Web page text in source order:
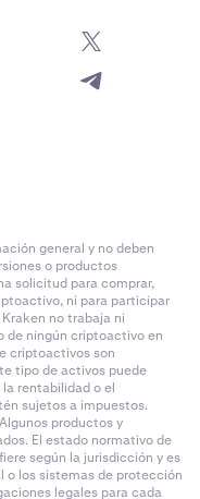
general y no deben
o productos
solicitud para comprar,
ni para participar
no trabaja ni
de ningún criptoactivo en
criptoactivos son
tipo de activos puede
rentabilidad o el
sujetos a impuestos.
productos y
El estado normativo de
según la jurisdicción y es
o los sistemas de protección
legales para cada